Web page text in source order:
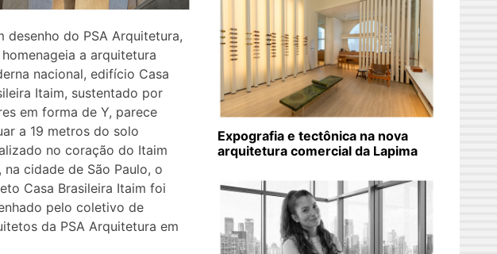
desenho do PSA Arquitetura,
a arquitetura
nacional, edifício Casa
Itaim, sustentado por
em forma de Y, parece
a 19 metros do solo
no coração do Itaim
na cidade de São Paulo, o
Casa Brasileira Itaim foi
pelo coletivo de
da PSA Arquitetura em
Expografia e tectônica na nova
arquitetura comercial da Lapima